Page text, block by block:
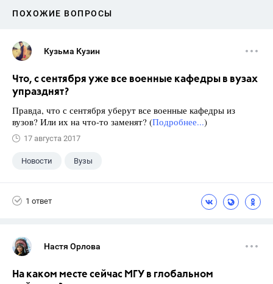
ПОХОЖИЕ ВОПРОСЫ
Кузьма Кузин
Что, с сентября уже все военные кафедры в вузах
упразднят?
Правда, что с сентября уберут все военные кафедры из
вузов? Или их на что-то заменят? (Подробнее...)
17 августа 2017
Новости Вузы
1 ответ
Настя Орлова
На каком месте сейчас МГУ в глобальном